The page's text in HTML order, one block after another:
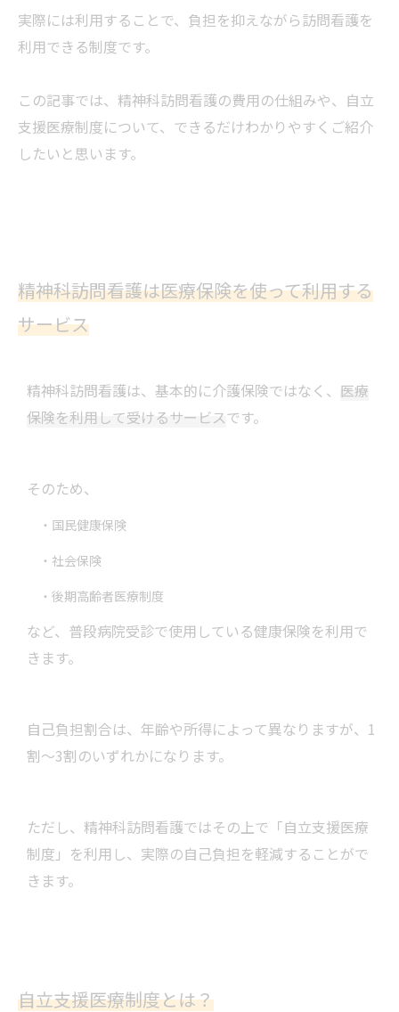
実際には利用することで、負担を抑えながら訪問看護を
利用できる制度です。
この記事では、精神科訪問看護の費用の仕組みや、自立
支援医療制度について、できるだけわかりやすくご紹介
したいと思います。
精神科訪問看護は医療保険を使って利用する
サービス
精神科訪問看護は、基本的に介護保険ではなく、 医療
保険を利用して受けるサービスです。
そのため、
・国民健康保険
・社会保険
・後期高齢者医療制度
など、普段病院受診で使用している健康保険を利用で
きます。
自己負担割合は、年齢や所得によって異なりますが、1
割～3割のいずれかになります。
ただし、精神科訪問看護ではその上で「自立支援医療
制度」を利用し、実際の自己負担を軽減することがで
きます。
自立支援医療制度とは？